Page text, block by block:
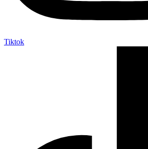
Tiktok